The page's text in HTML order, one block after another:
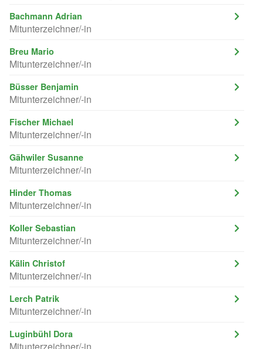
Bachmann Adrian
Mitunterzeichner/-in
Breu Mario
Mitunterzeichner/-in
Büsser Benjamin
Mitunterzeichner/-in
Fischer Michael
Mitunterzeichner/-in
Gähwiler Susanne
Mitunterzeichner/-in
Hinder Thomas
Mitunterzeichner/-in
Koller Sebastian
Mitunterzeichner/-in
Kälin Christof
Mitunterzeichner/-in
Lerch Patrik
Mitunterzeichner/-in
Luginbühl Dora
Mitunterzeichner/-in